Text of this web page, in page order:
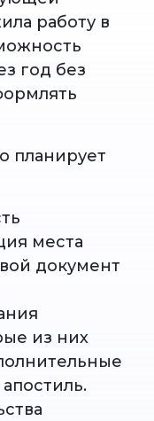
работу в
год без
планирует
места
документ
из них